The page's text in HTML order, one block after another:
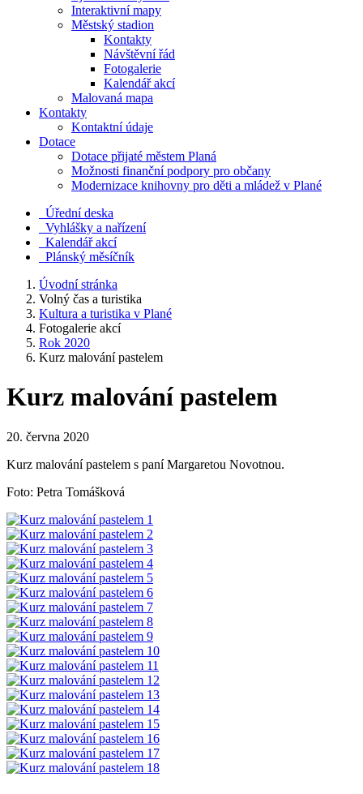
Interaktivní mapy
Městský stadion
Kontakty
Návštěvní řád
Fotogalerie
Kalendář akcí
Malovaná mapa
Kontakty
Kontaktní údaje
Dotace
Dotace přijaté městem Planá
Možnosti finanční podpory pro občany
Modernizace knihovny pro děti a mládež v Plané
Úřední deska
Vyhlášky a nařízení
Kalendář akcí
Plánský měsíčník
Úvodní stránka
Volný čas a turistika
Kultura a turistika v Plané
Fotogalerie akcí
Rok 2020
Kurz malování pastelem
Kurz malování pastelem
20. června 2020
Kurz malování pastelem s paní Margaretou Novotnou.
Foto: Petra Tomášková